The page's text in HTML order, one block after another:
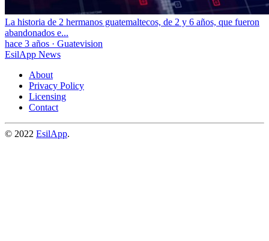
La historia de 2 hermanos guatemaltecos, de 2 y 6 años, que fueron
abandonados e...
hace 3 años · Guatevision
EsilApp News
About
Privacy Policy
Licensing
Contact
© 2022 EsilApp.